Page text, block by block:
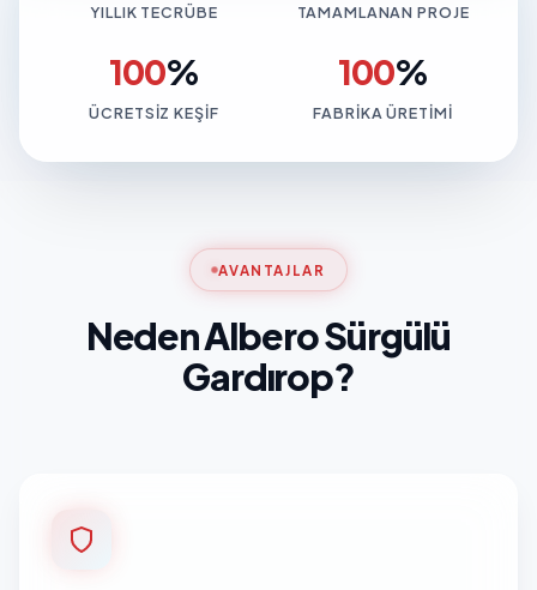
YILLIK TECRÜBE TAMAMLANAN PROJE
100%
ÜCRETSIZ KEŞIF
100%
FABRIKA ÜRETIMI
AVANTAJLAR
Neden Albero Sürgülü
Gardırop?